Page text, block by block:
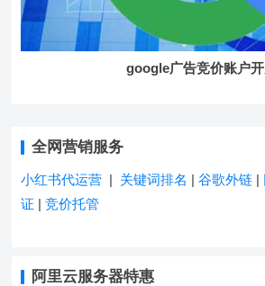
google广告竞价账户
全网营销服务
小红书代运营 | 关键词排名 |谷歌外链 |
证 |竞价托管
阿里云服务器特惠